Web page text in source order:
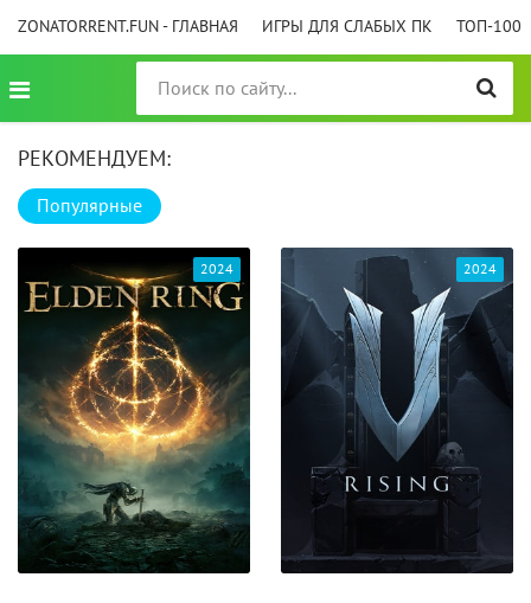
ZONATORRENT.FUN - ГЛАВНАЯ ИГРЫ ДЛЯ СЛАБЫХ ПК ТОП-100
РЕКОМЕНДУЕМ:
Популярные
2024 2024